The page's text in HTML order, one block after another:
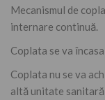
Mecanismul de
internare continuă.
Coplata se va
Coplata nu se va
altă unitate